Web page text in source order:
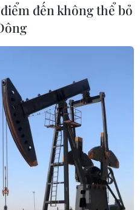
giá nhiều khu đất
đến không thể bỏ